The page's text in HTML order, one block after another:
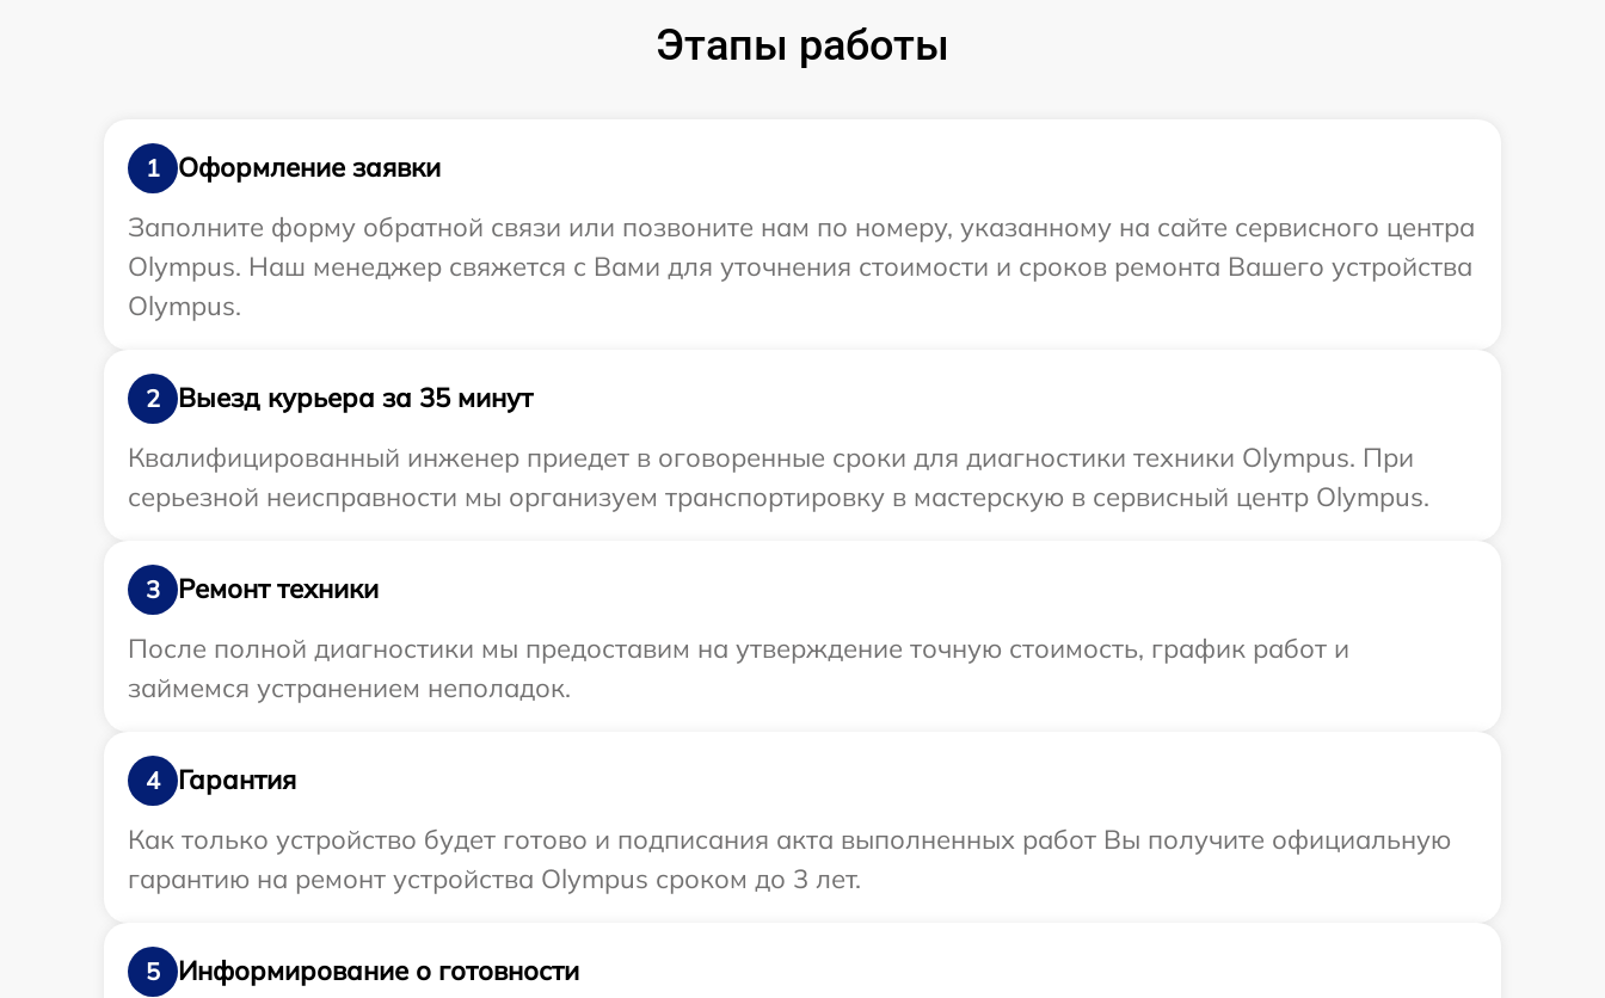
Этапы работы
1
Оформление заявки
Заполните форму обратной связи или позвоните нам по номеру, указанному на сайте сервисного центра
Olympus. Наш менеджер свяжется с Вами для уточнения стоимости и сроков ремонта Вашего устройства
Olympus.
2
Выезд курьера за 35 минут
Квалифицированный инженер приедет в оговоренные сроки для диагностики техники Olympus. При
серьезной неисправности мы организуем транспортировку в мастерскую в сервисный центр Olympus.
3
Ремонт техники
После полной диагностики мы предоставим на утверждение точную стоимость, график работ и
займемся устранением неполадок.
4
Гарантия
Как только устройство будет готово и подписания акта выполненных работ Вы получите официальную
гарантию на ремонт устройства Olympus сроком до 3 лет.
5
Информирование о готовности